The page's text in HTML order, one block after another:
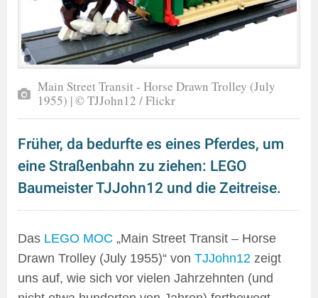
Main Street Transit - Horse Drawn Trolley (July
1955) | © TJJohn12 / Flickr
Früher, da bedurfte es eines Pferdes, um
eine Straßenbahn zu ziehen: LEGO
Baumeister TJJohn12 und die Zeitreise.
Das LEGO MOC „Main Street Transit – Horse
Drawn Trolley (July 1955)“ von TJJohn12 zeigt
uns auf, wie sich vor vielen Jahrzehnten (und